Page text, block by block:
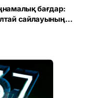
бағдар:
сайлауының